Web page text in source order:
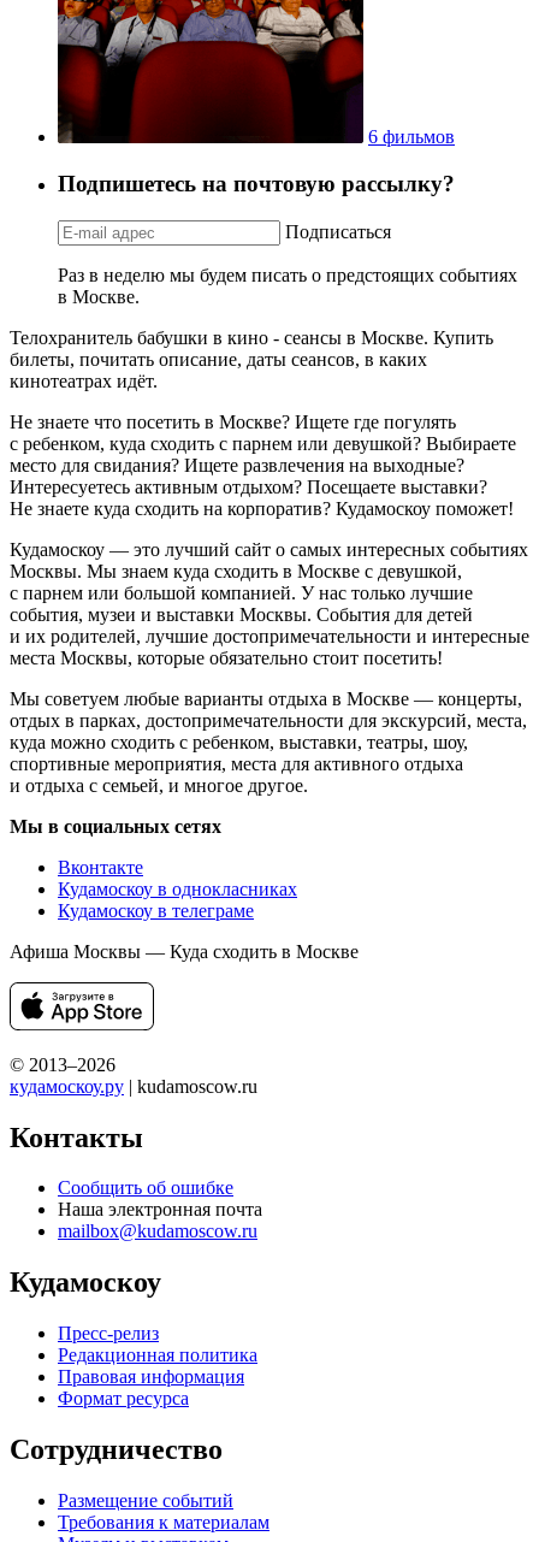
6 фильмов
Подпишетесь на почтовую рассылку?
Подписаться
Раз в неделю мы будем писать о предстоящих событиях
в Москве.
Телохранитель бабушки в кино - сеансы в Москве. Купить
билеты, почитать описание, даты сеансов, в каких
кинотеатрах идёт.
Не знаете что посетить в Москве? Ищете где погулять
с ребенком, куда сходить с парнем или девушкой? Выбираете
место для свидания? Ищете развлечения на выходные?
Интересуетесь активным отдыхом? Посещаете выставки?
Не знаете куда сходить на корпоратив? Кудамоскоу поможет!
Кудамоскоу — это лучший сайт о самых интересных событиях
Москвы. Мы знаем куда сходить в Москве с девушкой,
с парнем или большой компанией. У нас только лучшие
события, музеи и выставки Москвы. События для детей
и их родителей, лучшие достопримечательности и интересные
места Москвы, которые обязательно стоит посетить!
Мы советуем любые варианты отдыха в Москве — концерты,
отдых в парках, достопримечательности для экскурсий, места,
куда можно сходить с ребенком, выставки, театры, шоу,
спортивные мероприятия, места для активного отдыха
и отдыха с семьей, и многое другое.
Мы в социальных сетях
Вконтакте
Кудамоскоу в однокласниках
Кудамоскоу в телеграме
Афиша Москвы — Куда сходить в Москве
© 2013–2026
кудамоскоу.ру | kudamoscow.ru
Контакты
Сообщить об ошибке
Наша электронная почта
mailbox@kudamoscow.ru
Кудамоскоу
Пресс-релиз
Редакционная политика
Правовая информация
Формат ресурса
Сотрудничество
Размещение событий
Требования к материалам